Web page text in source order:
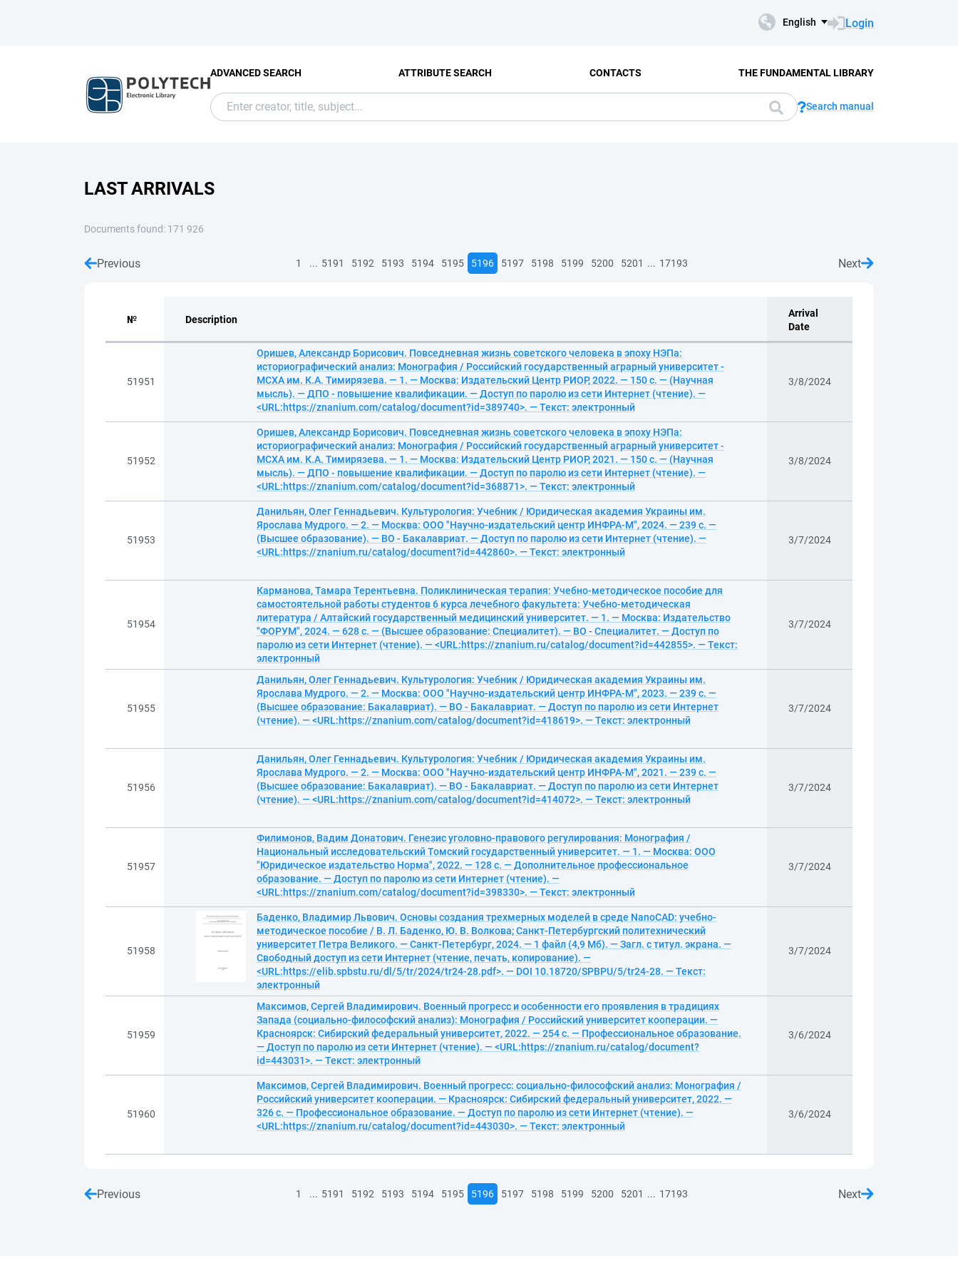
English Login
ADVANCED SEARCH ATTRIBUTE SEARCH CONTACTS THE FUNDAMENTAL LIBRARY
Search manual
LAST ARRIVALS
Documents found: 171 926
Previous 1 ... 5191 5192 5193 5194 5195 5196 5197 5198 5199 5200 5201 ... 17193 Next
№ Description
Arrival
Date
51951
Оришев, Александр Борисович. Повседневная жизнь советского человека в эпоху НЭПа:
историографический анализ: Монография / Российский государственный аграрный университет -
МСХА им. К.А. Тимирязева. — 1. — Москва: Издательский Центр РИОР, 2022. — 150 с. — (Научная
мысль). — ДПО - повышение квалификации. — Доступ по паролю из сети Интернет (чтение). —
<URL:https://znanium.com/catalog/document?id=389740>. — Текст: электронный
3/8/2024
51952
Оришев, Александр Борисович. Повседневная жизнь советского человека в эпоху НЭПа:
историографический анализ: Монография / Российский государственный аграрный университет -
МСХА им. К.А. Тимирязева. — 1. — Москва: Издательский Центр РИОР, 2021. — 150 с. — (Научная
мысль). — ДПО - повышение квалификации. — Доступ по паролю из сети Интернет (чтение). —
<URL:https://znanium.com/catalog/document?id=368871>. — Текст: электронный
3/8/2024
51953
Данильян, Олег Геннадьевич. Культурология: Учебник / Юридическая академия Украины им.
Ярослава Мудрого. — 2. — Москва: ООО "Научно-издательский центр ИНФРА-М", 2024. — 239 с. —
(Высшее образование). — ВО - Бакалавриат. — Доступ по паролю из сети Интернет (чтение). —
<URL:https://znanium.ru/catalog/document?id=442860>. — Текст: электронный
3/7/2024
51954
Карманова, Тамара Терентьевна. Поликлиническая терапия: Учебно-методическое пособие для
самостоятельной работы студентов 6 курса лечебного факультета: Учебно-методическая
литература / Алтайский государственный медицинский университет. — 1. — Москва: Издательство
"ФОРУМ", 2024. — 628 с. — (Высшее образование: Специалитет). — ВО - Специалитет. — Доступ по
паролю из сети Интернет (чтение). — <URL:https://znanium.ru/catalog/document?id=442855>. — Текст:
электронный
3/7/2024
51955
Данильян, Олег Геннадьевич. Культурология: Учебник / Юридическая академия Украины им.
Ярослава Мудрого. — 2. — Москва: ООО "Научно-издательский центр ИНФРА-М", 2023. — 239 с. —
(Высшее образование: Бакалавриат). — ВО - Бакалавриат. — Доступ по паролю из сети Интернет
(чтение). — <URL:https://znanium.com/catalog/document?id=418619>. — Текст: электронный
3/7/2024
51956
Данильян, Олег Геннадьевич. Культурология: Учебник / Юридическая академия Украины им.
Ярослава Мудрого. — 2. — Москва: ООО "Научно-издательский центр ИНФРА-М", 2021. — 239 с. —
(Высшее образование: Бакалавриат). — ВО - Бакалавриат. — Доступ по паролю из сети Интернет
(чтение). — <URL:https://znanium.com/catalog/document?id=414072>. — Текст: электронный
3/7/2024
51957
Филимонов, Вадим Донатович. Генезис уголовно-правового регулирования: Монография /
Национальный исследовательский Томский государственный университет. — 1. — Москва: ООО
"Юридическое издательство Норма", 2022. — 128 с. — Дополнительное профессиональное
образование. — Доступ по паролю из сети Интернет (чтение). —
<URL:https://znanium.com/catalog/document?id=398330>. — Текст: электронный
3/7/2024
51958
Баденко, Владимир Львович. Основы создания трехмерных моделей в среде NanoCAD: учебно-
методическое пособие / В. Л. Баденко, Ю. В. Волкова; Санкт-Петербургский политехнический
университет Петра Великого. — Санкт-Петербург, 2024. — 1 файл (4,9 Мб). — Загл. с титул. экрана. —
Свободный доступ из сети Интернет (чтение, печать, копирование). —
<URL:https://elib.spbstu.ru/dl/5/tr/2024/tr24-28.pdf>. — DOI 10.18720/SPBPU/5/tr24-28. — Текст:
электронный
3/7/2024
51959
Максимов, Сергей Владимирович. Военный прогресс и особенности его проявления в традициях
Запада (социально-философский анализ): Монография / Российский университет кооперации. —
Красноярск: Сибирский федеральный университет, 2022. — 254 с. — Профессиональное образование.
— Доступ по паролю из сети Интернет (чтение). — <URL:https://znanium.ru/catalog/document?
id=443031>. — Текст: электронный
3/6/2024
51960
Максимов, Сергей Владимирович. Военный прогресс: социально-философский анализ: Монография /
Российский университет кооперации. — Красноярск: Сибирский федеральный университет, 2022. —
326 с. — Профессиональное образование. — Доступ по паролю из сети Интернет (чтение). —
<URL:https://znanium.ru/catalog/document?id=443030>. — Текст: электронный
3/6/2024
Previous 1 ... 5191 5192 5193 5194 5195 5196 5197 5198 5199 5200 5201 ... 17193 Next